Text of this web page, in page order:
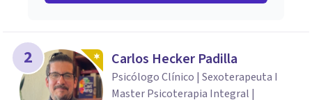
2 Carlos Hecker Padilla
Psicólogo Clínico | Sexoterapeuta I
Master Psicoterapia Integral |